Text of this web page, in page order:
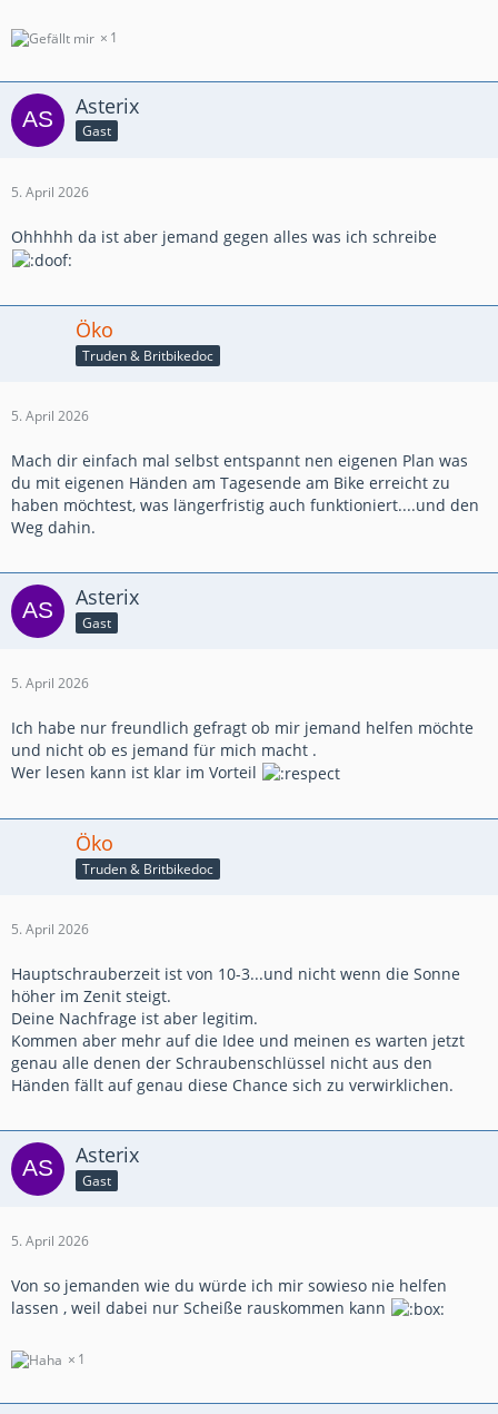
1
Asterix
Gast
5. April 2026
Ohhhhh da ist aber jemand gegen alles was ich schreibe
Öko
Truden & Britbikedoc
5. April 2026
Mach dir einfach mal selbst entspannt nen eigenen Plan was
du mit eigenen Händen am Tagesende am Bike erreicht zu
haben möchtest, was längerfristig auch funktioniert....und den
Weg dahin.
Asterix
Gast
5. April 2026
Ich habe nur freundlich gefragt ob mir jemand helfen möchte
und nicht ob es jemand für mich macht .
Wer lesen kann ist klar im Vorteil
Öko
Truden & Britbikedoc
5. April 2026
Hauptschrauberzeit ist von 10-3...und nicht wenn die Sonne
höher im Zenit steigt.
Deine Nachfrage ist aber legitim.
Kommen aber mehr auf die Idee und meinen es warten jetzt
genau alle denen der Schraubenschlüssel nicht aus den
Händen fällt auf genau diese Chance sich zu verwirklichen.
Asterix
Gast
5. April 2026
Von so jemanden wie du würde ich mir sowieso nie helfen
lassen , weil dabei nur Scheiße rauskommen kann
1